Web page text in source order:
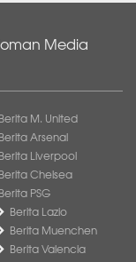
Media
Berita M. United
Berita Arsenal
Berita Liverpool
Berita Chelsea
Berita PSG
Berita Lazio
Berita Muenchen
Berita Valencia